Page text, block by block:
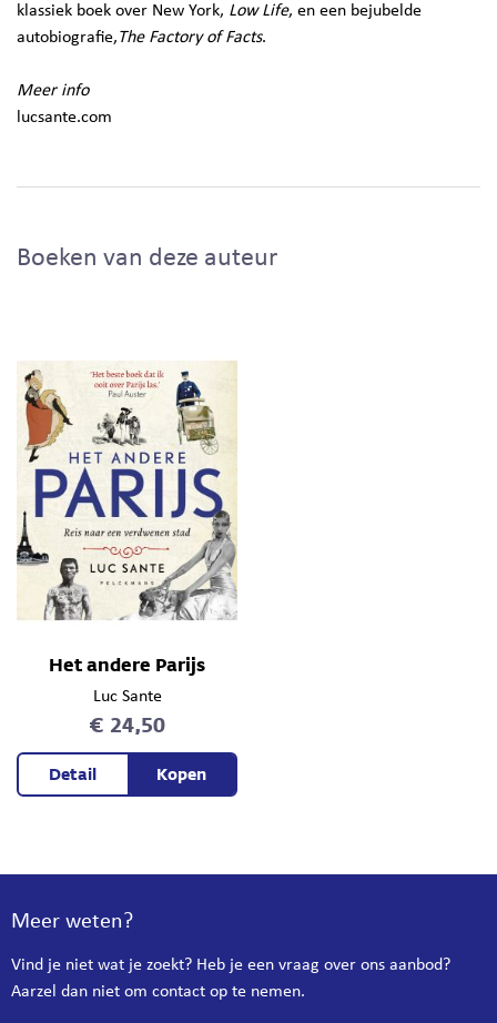
klassiek boek over New York, Low Life, en een bejubelde
autobiografie,The Factory of Facts.
Meer info
lucsante.com
Boeken van deze auteur
Het andere Parijs
Luc Sante
€ 24,50
Detail Kopen
Meer weten?
Vind je niet wat je zoekt? Heb je een vraag over ons aanbod?
Aarzel dan niet om contact op te nemen.